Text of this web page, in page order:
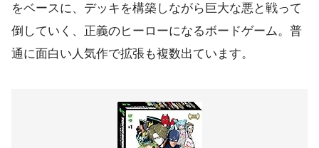
をベースに、デッキを構築しながら巨大な悪と戦って
倒していく、正義のヒーローになるボードゲーム。普
通に面白い人気作で拡張も複数出ています。